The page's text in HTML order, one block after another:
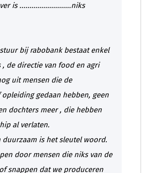
is ..........................niks
bij rabobank bestaat enkel
, de directie van food en agri
uit mensen die de
gedaan hebben, geen
dochters meer , die hebben
al verlaten.
duurzaam is het sleutel woord.
door mensen die niks van de
snappen dat we produceren